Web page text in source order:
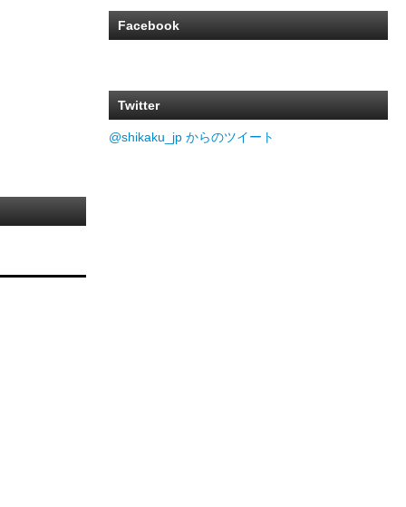
Facebook
Twitter
@shikaku_jp からのツイート